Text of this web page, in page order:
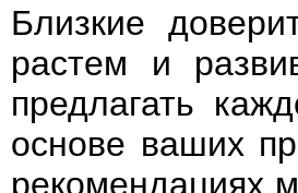
Близкие
растем и
предлагать
основе ваших
рекомендациях